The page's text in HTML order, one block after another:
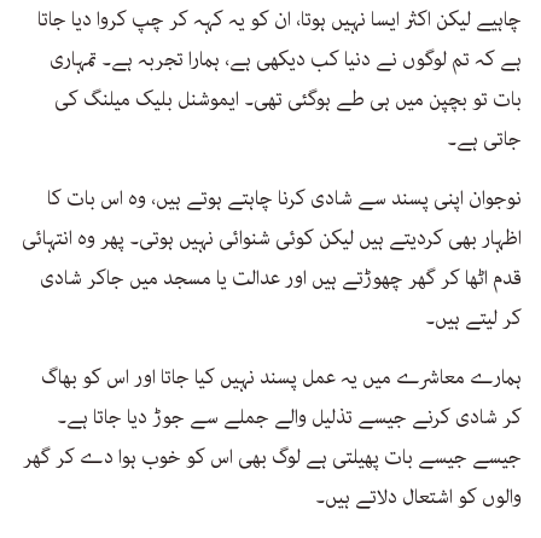
چاہیے لیکن اکثر ایسا نہیں ہوتا، ان کو یہ کہہ کر چپ کروا دیا جاتا
ہے کہ تم لوگوں نے دنیا کب دیکھی ہے، ہمارا تجربہ ہے۔ تمہاری
بات تو بچپن میں ہی طے ہوگئی تھی۔ ایموشنل بلیک میلنگ کی
جاتی ہے۔
نوجوان اپنی پسند سے شادی کرنا چاہتے ہوتے ہیں، وہ اس بات کا
اظہار بھی کردیتے ہیں لیکن کوئی شنوائی نہیں ہوتی۔ پھر وہ انتہائی
قدم اٹھا کر گھر چھوڑتے ہیں اور عدالت یا مسجد میں جاکر شادی
کر لیتے ہیں۔
ہمارے معاشرے میں یہ عمل پسند نہیں کیا جاتا اور اس کو بھاگ
کر شادی کرنے جیسے تذلیل والے جملے سے جوڑ دیا جاتا ہے۔
جیسے جیسے بات پھیلتی ہے لوگ بھی اس کو خوب ہوا دے کر گھر
والوں کو اشتعال دلاتے ہیں۔